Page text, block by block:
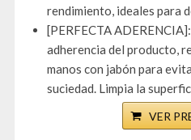
rendimiento, ideales para
[PERFECTA
adherencia del producto,
manos con jabón para
suciedad. Limpia la
VER